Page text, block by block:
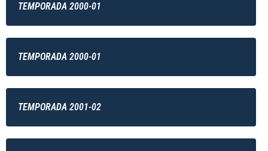
TEMPORADA 2000-01
TEMPORADA 2000-01
TEMPORADA 2001-02